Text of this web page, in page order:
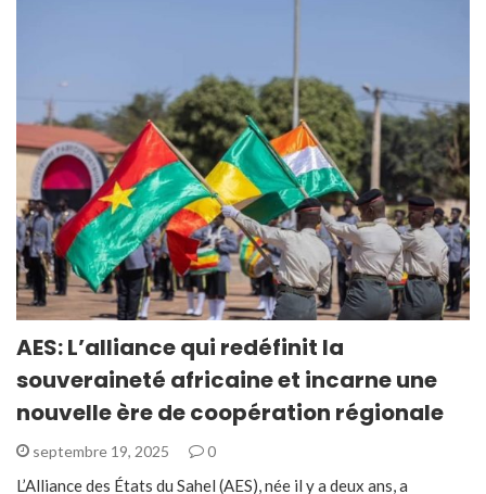
AES: L’alliance qui redéfinit la
souveraineté africaine et incarne une
nouvelle ère de coopération régionale
septembre 19, 2025 0
L’Alliance des États du Sahel (AES), née il y a deux ans, a